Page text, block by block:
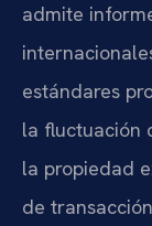
admite
estándares
la fluctuación
la propiedad
de